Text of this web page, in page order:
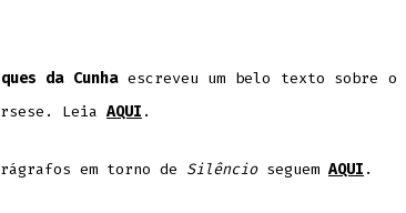
da Cunhaescreveu um belo texto sobre
Leia AQUI .
em torno de Silêncioseguem AQUI .